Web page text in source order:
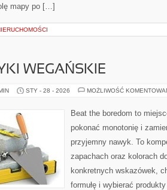
mapy po […]
WEGAŃSKIE
STY - 28 - 2026 MOŻLIWOŚĆ
Beat the boredom to
pokonać monotonię i
przyjemny nawyk. To
zapachach oraz kolorach
konkretnych wskazówek,
formułę i wybierać